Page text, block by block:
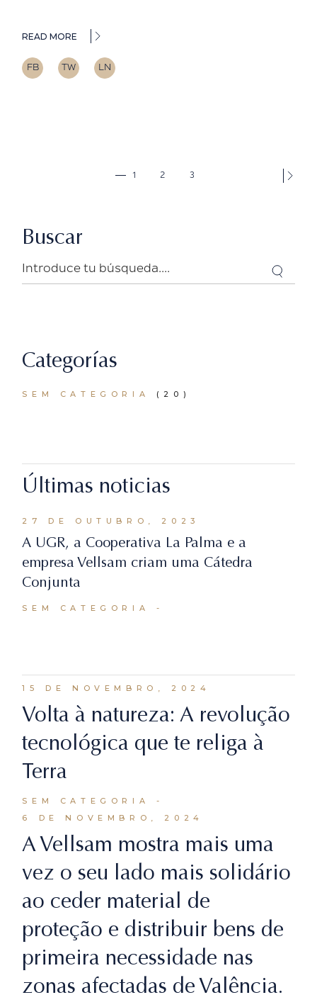
READ MORE
FB TW LN
1 2 3
Buscar
Search
Categorías
SEM CATEGORIA (20)
Últimas noticias
27 DE OUTUBRO, 2023
A UGR, a Cooperativa La Palma e a
empresa Vellsam criam uma Cátedra
Conjunta
SEM CATEGORIA
15 DE NOVEMBRO, 2024
Volta à natureza: A revolução
tecnológica que te religa à
Terra
SEM CATEGORIA
6 DE NOVEMBRO, 2024
A Vellsam mostra mais uma
vez o seu lado mais solidário
ao ceder material de
proteção e distribuir bens de
primeira necessidade nas
zonas afectadas de Valência.